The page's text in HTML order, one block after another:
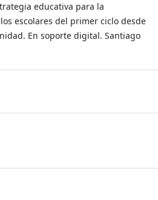
educativa para la
escolares del primer ciclo desde
En soporte digital. Santiago